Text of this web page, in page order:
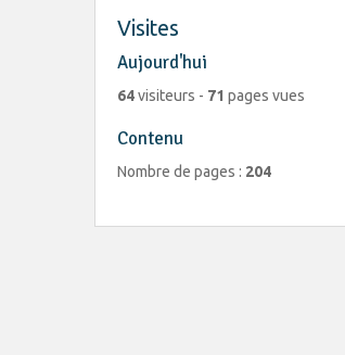
Visites
Aujourd'hui
64visiteurs - 71 pages vues
Contenu
Nombre de pages : 204